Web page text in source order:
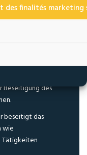
des finalités marketing
durch
Beseitigung des
beseitigt das
wie
Tätigkeiten